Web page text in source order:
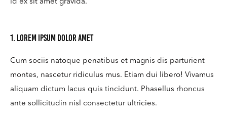
id ex sit amet gravida.
1. Lorem ipsum dolor amet
Cum sociis natoque penatibus et magnis dis parturient
montes, nascetur ridiculus mus. Etiam dui libero! Vivamus
aliquam dictum lacus quis tincidunt. Phasellus rhoncus
ante sollicitudin nisl consectetur ultricies.